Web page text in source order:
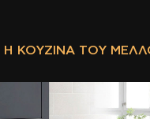
Η ΚΟΥΖΊΝΑ ΤΟΥ